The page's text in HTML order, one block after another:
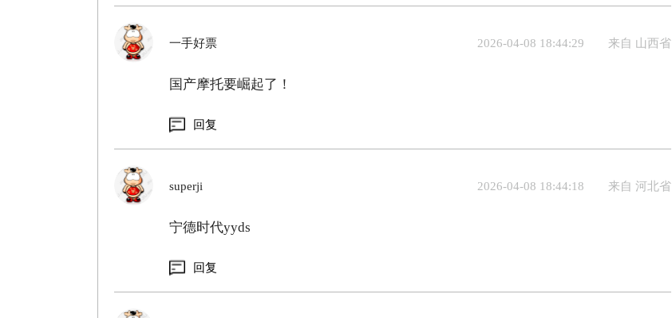
一手好票 2026-04-08 18:44:29 来自 山西省
国产摩托要崛起了！
回复
superji 2026-04-08 18:44:18 来自 河北省
宁德时代yyds
回复